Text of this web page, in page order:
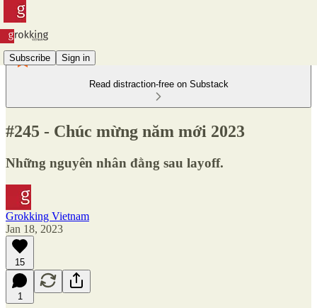
Subscribe Sign in
Read distraction-free on Substack
#245 - Chúc mừng năm mới 2023
Những nguyên nhân đằng sau layoff.
Grokking Vietnam
Jan 18, 2023
15
1